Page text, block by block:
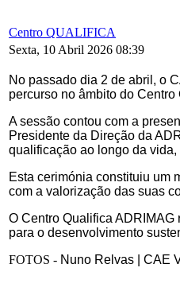
Centro QUALIFICA
Sexta, 10 Abril 2026 08:39
No passado dia 2 de abril, o
percurso no âmbito do
A sessão contou com a
Presidente da Direção da
qualificação ao longo da
Esta cerimónia constituiu um
com a valorização das suas
O Centro Qualifica
para o desenvolvimento
FOTOS - Nuno Relvas | CAE